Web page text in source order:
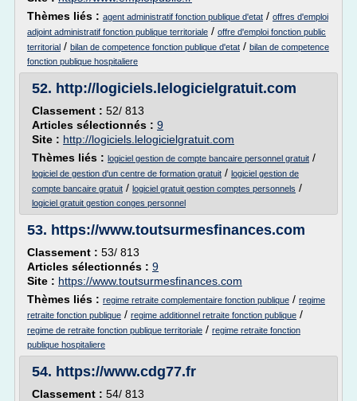
Thèmes liés : agent administratif fonction publique d'etat / offres d'emploi
adjoint administratif fonction publique territoriale / offre d'emploi fonction public
territorial / bilan de competence fonction publique d'etat / bilan de competence
fonction publique hospitaliere
52. http://logiciels.lelogicielgratuit.com
Classement : 52/ 813
Articles sélectionnés : 9
Site : http://logiciels.lelogicielgratuit.com
Thèmes liés : logiciel gestion de compte bancaire personnel gratuit /
logiciel de gestion d'un centre de formation gratuit / logiciel gestion de
compte bancaire gratuit / logiciel gratuit gestion comptes personnels /
logiciel gratuit gestion conges personnel
53. https://www.toutsurmesfinances.com
Classement : 53/ 813
Articles sélectionnés : 9
Site : https://www.toutsurmesfinances.com
Thèmes liés : regime retraite complementaire fonction publique / regime
retraite fonction publique / regime additionnel retraite fonction publique /
regime de retraite fonction publique territoriale / regime retraite fonction
publique hospitaliere
54. https://www.cdg77.fr
Classement : 54/ 813